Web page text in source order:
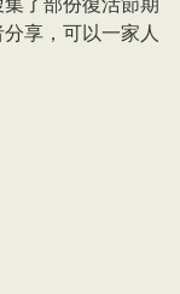
享，可以一家人